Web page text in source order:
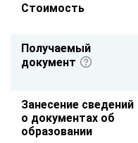
Стоимость
Получаемый
документ
Занесение сведений
о документах об
образовании